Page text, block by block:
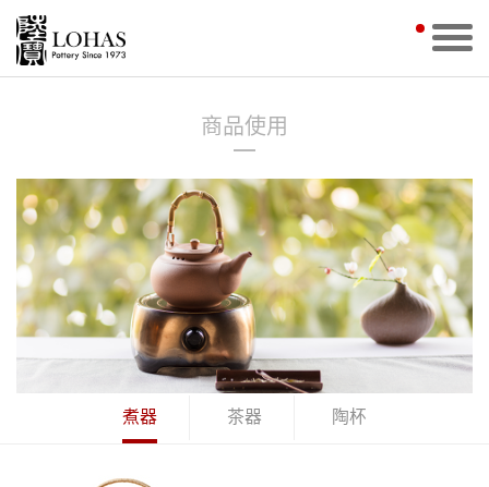
商品使用
煮器 茶器 陶杯